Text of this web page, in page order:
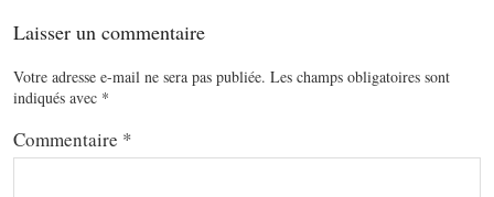
Laisser un commentaire
Votre adresse e-mail ne sera pas publiée. Les champs obligatoires sont
indiqués avec *
Commentaire *